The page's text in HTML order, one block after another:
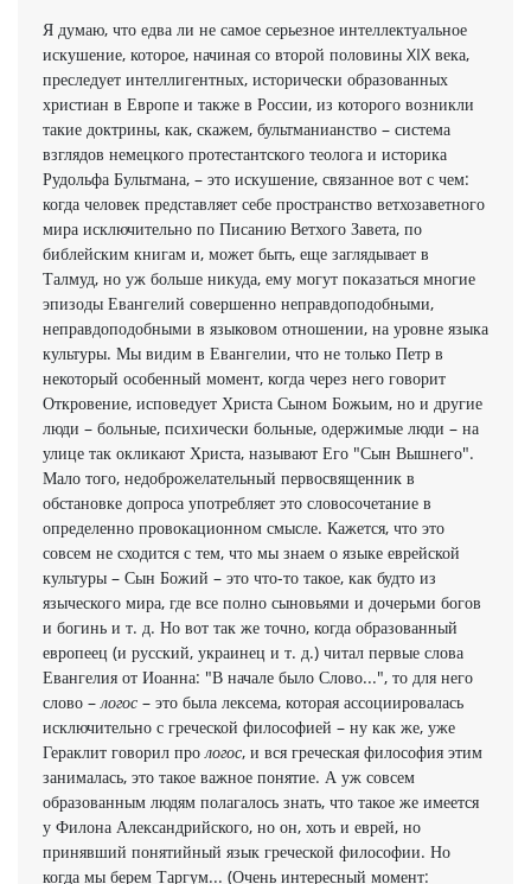
Я думаю, что едва ли не самое серьезное интеллектуальное
искушение, которое, начиная со второй половины XIX века,
преследует интеллигентных, исторически образованных
христиан в Европе и также в России, из которого возникли
такие доктрины, как, скажем, бультманианство – система
взглядов немецкого протестантского теолога и историка
Рудольфа Бультмана, – это искушение, связанное вот с чем:
когда человек представляет себе пространство ветхозаветного
мира исключительно по Писанию Ветхого Завета, по
библейским книгам и, может быть, еще заглядывает в
Талмуд, но уж больше никуда, ему могут показаться многие
эпизоды Евангелий совершенно неправдоподобными,
неправдоподобными в языковом отношении, на уровне языка
культуры. Мы видим в Евангелии, что не только Петр в
некоторый особенный момент, когда через него говорит
Откровение, исповедует Христа Сыном Божьим, но и другие
люди – больные, психически больные, одержимые люди – на
улице так окликают Христа, называют Его "Сын Вышнего".
Мало того, недоброжелательный первосвященник в
обстановке допроса употребляет это словосочетание в
определенно провокационном смысле. Кажется, что это
совсем не сходится с тем, что мы знаем о языке еврейской
культуры – Сын Божий – это что-то такое, как будто из
языческого мира, где все полно сыновьями и дочерьми богов
и богинь и т. д. Но вот так же точно, когда образованный
европеец (и русский, украинец и т. д.) читал первые слова
Евангелия от Иоанна: "В начале было Слово...", то для него
слово – логос – это была лексема, которая ассоциировалась
исключительно с греческой философией – ну как же, уже
Гераклит говорил про логос, и вся греческая философия этим
занималась, это такое важное понятие. А уж совсем
образованным людям полагалось знать, что такое же имеется
у Филона Александрийского, но он, хоть и еврей, но
принявший понятийный язык греческой философии. Но
когда мы берем Таргум... (Очень интересный момент: